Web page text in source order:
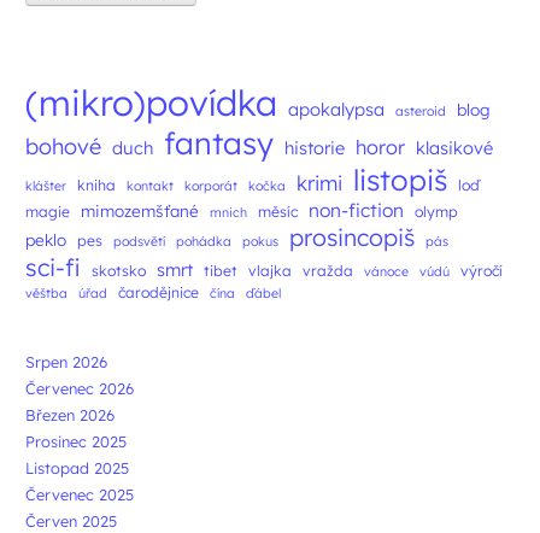
(mikro)povídka apokalypsa asteroid blog
bohové duch fantasy historie horor klasikové
klášter kniha kontakt korporát kočka krimi listopiš
loď
magie
mimozemšťané mnich měsíc non-fiction olymp
peklo pes podsvětí pohádka pokus prosincopiš pás
sci-fi skotsko smrt tibet vlajka vražda vánoce vúdú výročí
věštba úřad čarodějnice čína ďábel
Srpen 2026
Červenec 2026
Březen 2026
Prosinec 2025
Listopad 2025
Červenec 2025
Červen 2025